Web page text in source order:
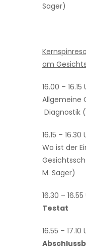
Sager)
am
16.00 – 16.15
Allgemeine
Diagnostik
16.15 – 16.30
Wo ist der
M. Sager)
16.30 – 16.55
Testat
16.55 – 17.10